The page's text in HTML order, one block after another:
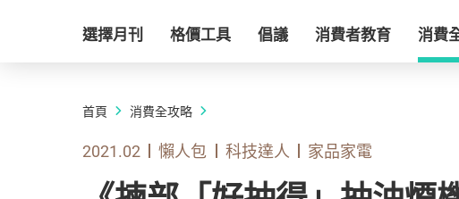
選擇月刊 格價工具 倡議 消費者教育 消費
首頁 消費全攻略
2021.02 懶人包 科技達人 家品家電